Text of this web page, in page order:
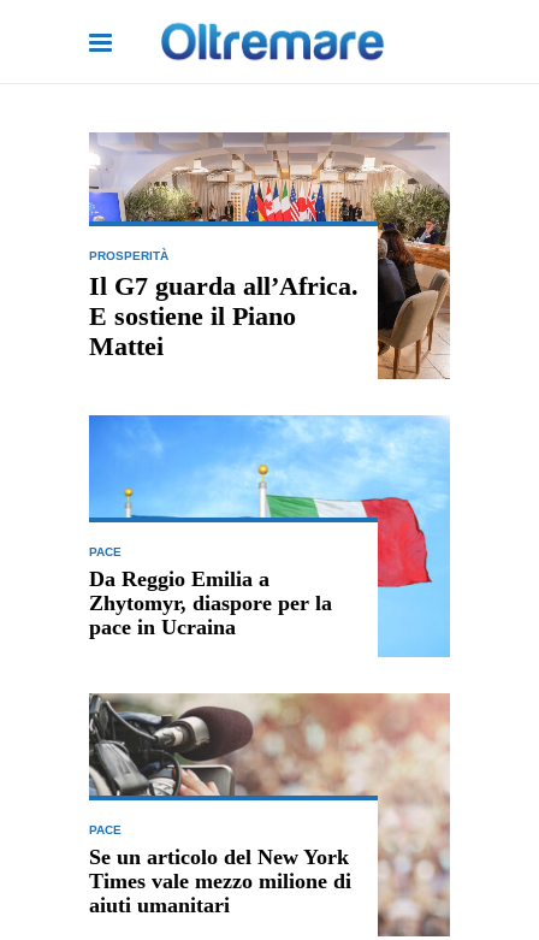
PROSPERITÀ
Il G7 guarda all’Africa.
E sostiene il Piano
Mattei
PACE
Da Reggio Emilia a
Zhytomyr, diaspore per la
pace in Ucraina
PACE
Se un articolo del New York
Times vale mezzo milione di
aiuti umanitari